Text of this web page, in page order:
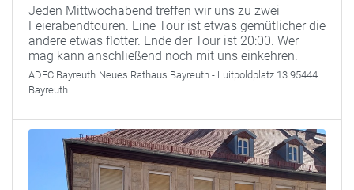
Jeden Mittwochabend treffen wir uns zu zwei
Feierabendtouren. Eine Tour ist etwas gemütlicher die
andere etwas flotter. Ende der Tour ist 20:00. Wer
mag kann anschließend noch mit uns einkehren.
ADFC Bayreuth Neues Rathaus Bayreuth - Luitpoldplatz 13 95444
Bayreuth